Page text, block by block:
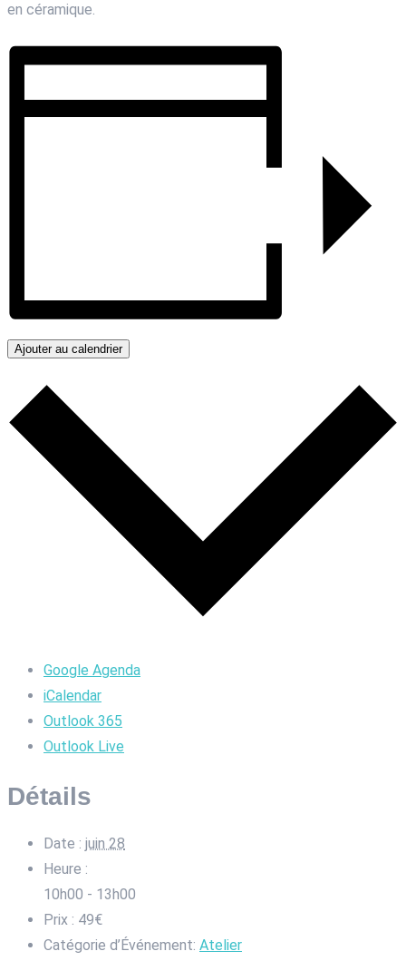
en céramique.
Ajouter au calendrier
Google Agenda
iCalendar
Outlook 365
Outlook Live
Détails
Date : juin 28
Heure :
10h00 - 13h00
Prix : 49€
Catégorie d’Événement: Atelier